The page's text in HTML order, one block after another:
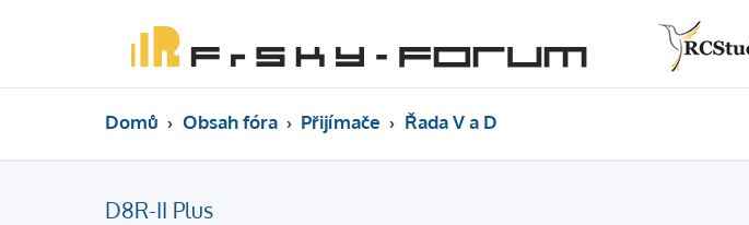
Domů Obsah fóra Přijímače Řada V a D
D8R-II Plus